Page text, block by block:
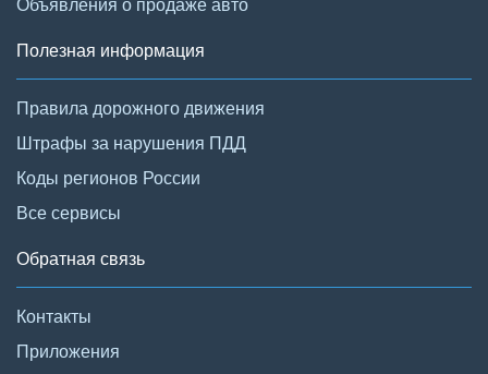
Полезная информация
Правила дорожного движения
Штрафы за нарушения ПДД
Коды регионов России
Все сервисы
Обратная связь
Контакты
Приложения